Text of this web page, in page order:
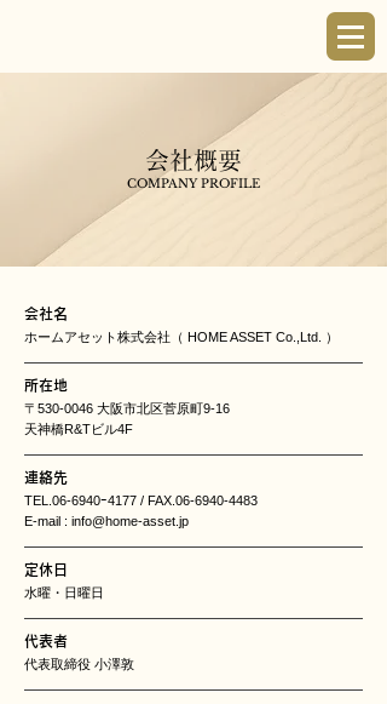
会社概要
COMPANY PROFILE
会社名
ホームアセット株式会社（ HOME ASSET Co.,Ltd. ）
所在地
〒530-0046 大阪市北区菅原町9-16
天神橋R&Tビル4F
連絡先
TEL.06-6940ｰ4177 / FAX.06-6940-4483
E-mail : info@home-asset.jp
定休日
水曜・日曜日
代表者
代表取締役 小澤敦